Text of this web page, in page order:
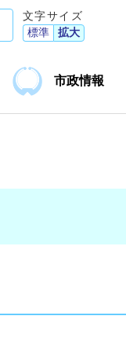
文字サイズ
標準
拡大
市政情報